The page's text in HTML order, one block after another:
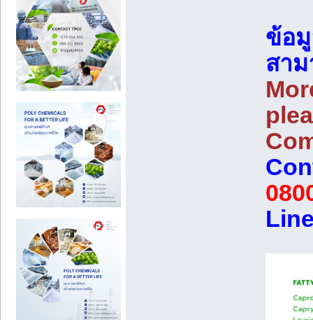
ข้อมู
สา